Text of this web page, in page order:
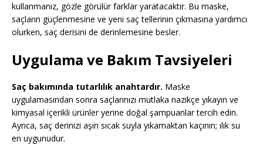
kullanmanız, gözle görülür farklar yaratacaktır. Bu maske,
saçların güçlenmesine ve yeni saç tellerinin çıkmasına yardımcı
olurken, saç derisini de derinlemesine besler.
Uygulama ve Bakım Tavsiyeleri
Saç bakımında tutarlılık anahtardır. Maske
uygulamasından sonra saçlarınızı mutlaka nazikçe yıkayın ve
kimyasal içerikli ürünler yerine doğal şampuanlar tercih edin.
Ayrıca, saç derinizi aşırı sıcak suyla yıkamaktan kaçının; ılık su
en uygunudur.